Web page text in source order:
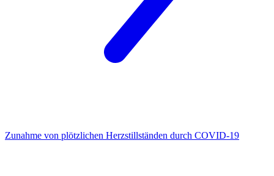
Zunahme von plötzlichen Herzstillständen durch COVID-19